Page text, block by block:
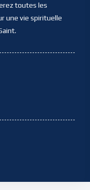
toutes les
une vie spirituelle